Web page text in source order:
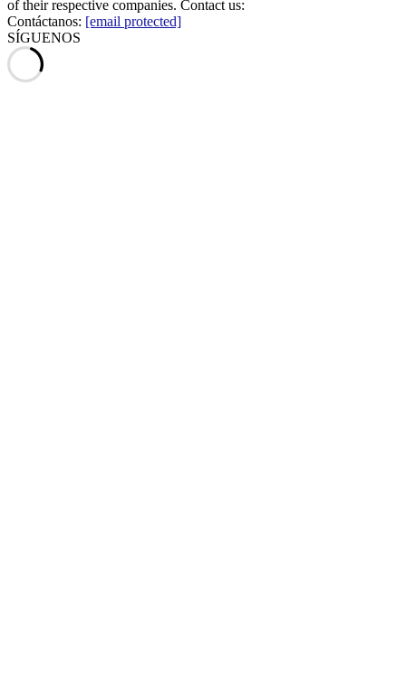
of their respective companies. Contact us:
Contáctanos: [email protected]
SÍGUENOS